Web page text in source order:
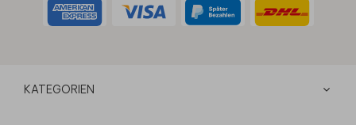
KATEGORIEN